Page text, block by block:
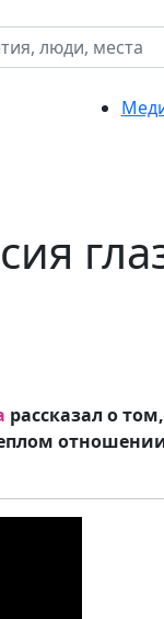
рассказал о